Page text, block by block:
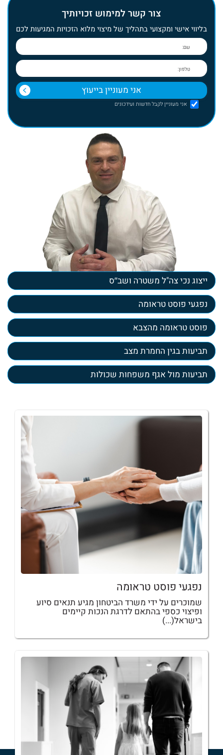
ייצוג נכי צה"ל משטרה ושב׳׳ס
נפגעי פוסט טראומה
פוסט טראומה מהצבא
תביעות בגין החמרת מצב
תביעות מול אגף משפחות שכולות
נפגעי פוסט טראומה
שמוכרים על ידי משרד הביטחון מגיע תנאים סיוע
ופיצוי כספי בהתאם לדרגת הנכות קיימים
בישראל(...)
צור קשר למימוש זכויותיך
בליווי אישי ומקצועי בתהליך של מיצוי מלוא הזכויות המגיעות לכם
אני מעוניין לקבל חדשות ועידכונים